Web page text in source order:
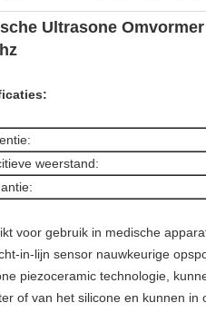
Ultrasone
weerstand:
voor gebruik in medische
in-lijn sensor nauwkeurige
piezoceramic technologie,
of van het silicone en kunnen in